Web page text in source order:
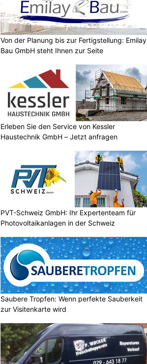
Von der Planung bis zur Fertigstellung: Emilay
Bau GmbH steht Ihnen zur Seite
Erleben Sie den Service von Kessler
Haustechnik GmbH – Jetzt anfragen
PVT-Schweiz GmbH: Ihr Expertenteam für
Photovoltaikanlagen in der Schweiz
Saubere Tropfen: Wenn perfekte Sauberkeit
zur Visitenkarte wird